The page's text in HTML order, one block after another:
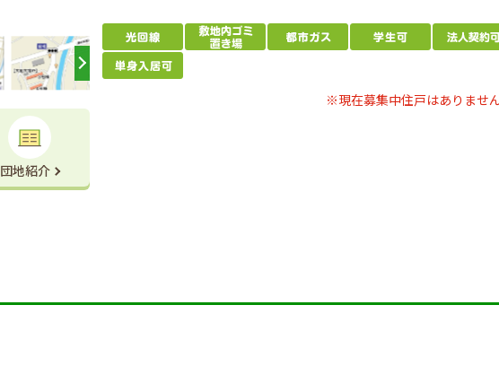
団地紹介
※現在募集中住戸はありません